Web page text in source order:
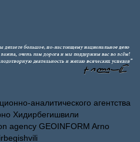
аналитического агентства
Хидирбегишвили
agency GEOINFORM Arno